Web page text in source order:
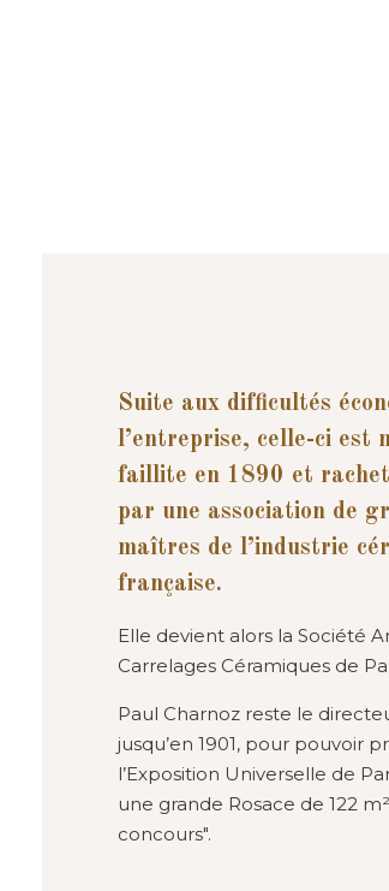
Suite aux difficultés
l’entreprise, celle-ci est
faillite en 1890 et
par une association de
maîtres de l’industrie
française.
Elle devient alors la Société
Carrelages Céramiques de
Paul Charnoz reste le
jusqu’en 1901, pour pouvoir
l’Exposition Universelle de
une grande Rosace de 122
concours".